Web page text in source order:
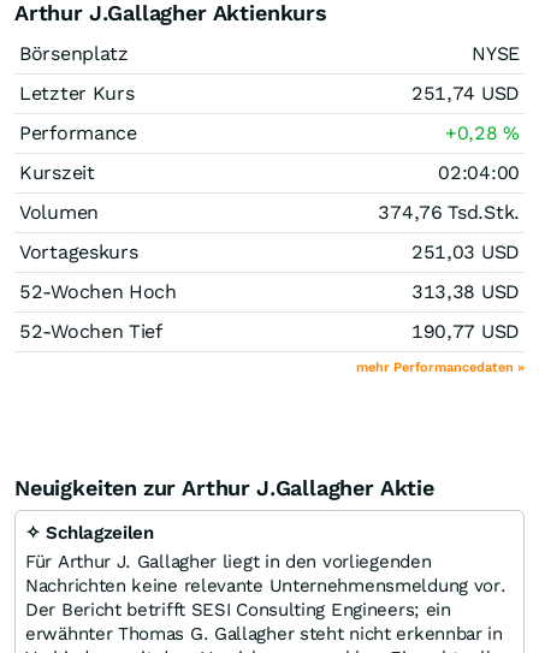
Arthur J.Gallagher Aktienkurs
Börsenplatz
NYSE
Letzter Kurs
251,74 USD
Performance
+0,28%
Kurszeit
02:04:00
Volumen
374,76 Tsd.Stk.
Vortageskurs
251,03 USD
52-Wochen Hoch
313,38 USD
52-Wochen Tief
190,77 USD
mehr Performancedaten »
Neuigkeiten zur Arthur J.Gallagher Aktie
✧ Schlagzeilen
Für Arthur J. Gallagher liegt in den vorliegenden
Nachrichten keine relevante Unternehmensmeldung vor.
Der Bericht betrifft SESI Consulting Engineers; ein
erwähnter Thomas G. Gallagher steht nicht erkennbar in